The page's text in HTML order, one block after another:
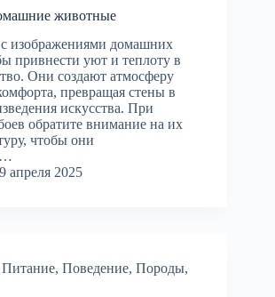
животные
изображениями домашних
привнести уют и теплоту в
Они создают атмосферу
превращая стены в
искусства. При
обратите внимание на их
чтобы они
апреля 2025
Питание, Поведение, Породы,